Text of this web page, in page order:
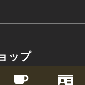
ップ